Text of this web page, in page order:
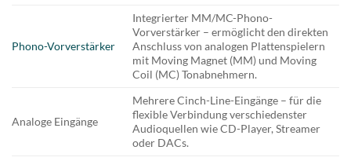
Phono-Vorverstärker
Integrierter MM/MC-Phono-
Vorverstärker – ermöglicht den direkten
Anschluss von analogen Plattenspielern
mit Moving Magnet (MM) und Moving
Coil (MC) Tonabnehmern.
Analoge Eingänge
Mehrere Cinch-Line-Eingänge – für die
flexible Verbindung verschiedenster
Audioquellen wie CD-Player, Streamer
oder DACs.